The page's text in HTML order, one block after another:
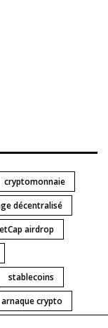
cryptomonnaie
décentralisé
airdrop
stablecoins
arnaque crypto